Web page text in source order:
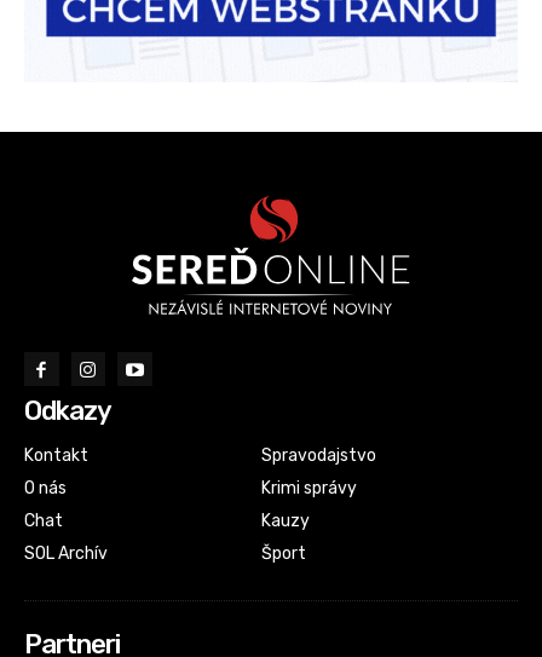
Odkazy
Kontakt
O nás
Chat
SOL Archív
Spravodajstvo
Krimi správy
Kauzy
Šport
Partneri